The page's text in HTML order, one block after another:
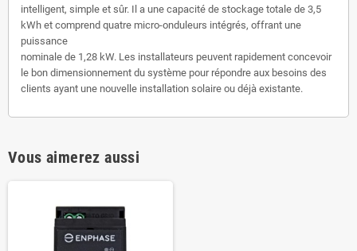
intelligent, simple et sûr. Il a une capacité de stockage totale de 3,5
kWh et comprend quatre micro-onduleurs intégrés, offrant une
puissance
nominale de 1,28 kW. Les installateurs peuvent rapidement concevoir
le bon dimensionnement du système pour répondre aux besoins des
clients ayant une nouvelle installation solaire ou déjà existante.
Vous aimerez aussi